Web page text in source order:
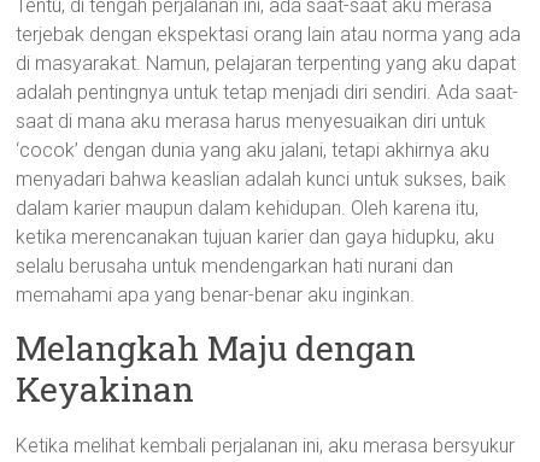
Tentu, di tengah perjalanan ini, ada saat-saat aku merasa
terjebak dengan ekspektasi orang lain atau norma yang ada
di masyarakat. Namun, pelajaran terpenting yang aku dapat
adalah pentingnya untuk tetap menjadi diri sendiri. Ada saat-
saat di mana aku merasa harus menyesuaikan diri untuk
‘cocok’ dengan dunia yang aku jalani, tetapi akhirnya aku
menyadari bahwa keaslian adalah kunci untuk sukses, baik
dalam karier maupun dalam kehidupan. Oleh karena itu,
ketika merencanakan tujuan karier dan gaya hidupku, aku
selalu berusaha untuk mendengarkan hati nurani dan
memahami apa yang benar-benar aku inginkan.
Melangkah Maju dengan
Keyakinan
Ketika melihat kembali perjalanan ini, aku merasa bersyukur